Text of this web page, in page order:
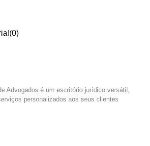
(0)
Advogados é um escritório jurídico versátil,
personalizados aos seus clientes